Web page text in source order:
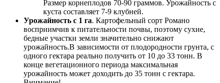
Размер корнеплодов 70-90 граммов. Урожайность с
куста составляет 7-9 клубней.
Урожайность с 1 га. Картофельный сорт Романо
восприимчив к питательности почвы, поэтому сухие,
бедные участки земли значительно снижают
урожайность.В зависимости от плодородности грунта, с
одного гектара реально получить от 10 до 33 тонн. В
конце вегетационного периода максимальная
урожайность может доходить до 35 тонн с гектара.